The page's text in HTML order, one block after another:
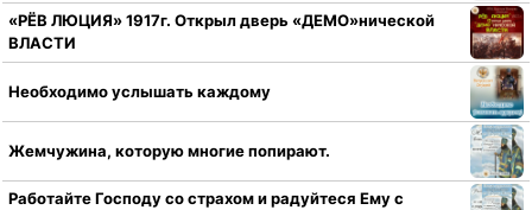
«РЁВ ЛЮЦИЯ» 1917г. Открыл дверь «ДЕМО»нической
ВЛАСТИ
Необходимо услышать каждому
Жемчужина, которую многие попирают.
Работайте Господу со страхом и радуйтеся Ему с